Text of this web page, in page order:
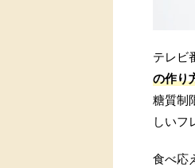
テレビ
の作り
糖質制
しいフ
食べ応